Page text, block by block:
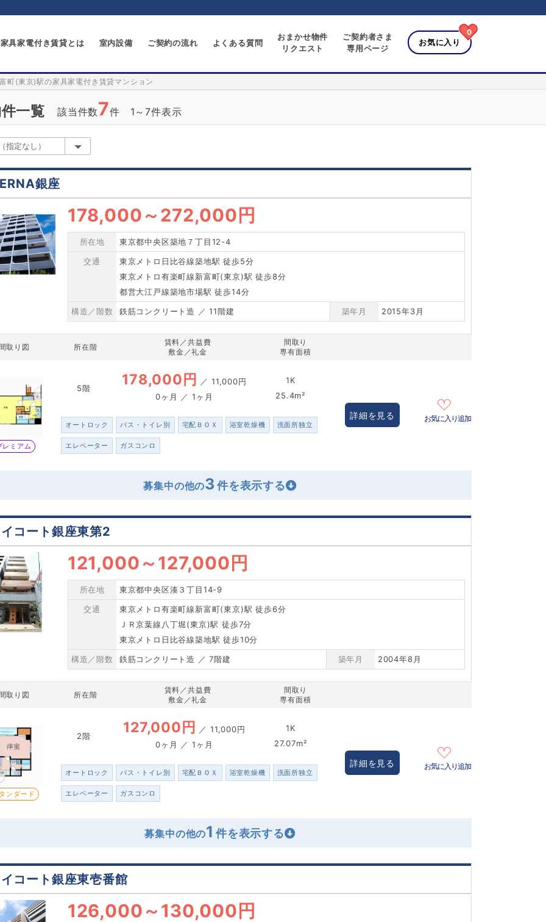
家具家電付き賃貸とは 室内設備 ご契約の流れ よくある質問
おまかせ物件
リクエスト
ご契約者さま
専用ページ
お気に入り
0
町(東京)駅の家具家電付き賃貸マンション
一覧 該当件数7件 1～7件表示
銀座
178,000 ～ 272,000円
所在地
東京都中央区築地７丁目12-4
交通
東京メトロ日比谷線築地駅 徒歩5分
東京メトロ有楽町線新富町(東京)駅 徒歩8分
都営大江戸線築地市場駅 徒歩14分
構造／階数
鉄筋コンクリート造 ／ 11階建 築年月 2015年3月
取り図 所在階
賃料／共益費
敷金／礼金
間取り
専有面積
レミアム
5階 178,000円 ／ 11,000円
0ヶ月 ／ 1ヶ月
1K
25.4m²
オートロック バス・トイレ別 宅配ＢＯＸ 浴室乾燥機 洗面所独立
エレベーター ガスコンロ
詳細を見る お気に入り追加
募集中の他の3
コート銀座東第2
121,000 ～ 127,000円
所在地
東京都中央区湊３丁目14-9
交通
東京メトロ有楽町線新富町(東京)駅 徒歩6分
ＪＲ京葉線八丁堀(東京)駅 徒歩7分
東京メトロ日比谷線築地駅 徒歩10分
構造／階数
鉄筋コンクリート造 ／ 7階建 築年月 2004年8月
取り図 所在階
賃料／共益費
敷金／礼金
間取り
専有面積
ンダード
2階 127,000円 ／ 11,000円
0ヶ月 ／ 1ヶ月
1K
27.07m²
オートロック バス・トイレ別 宅配ＢＯＸ 浴室乾燥機 洗面所独立
エレベーター ガスコンロ
詳細を見る お気に入り追加
募集中の他の1
コート銀座東壱番館
126,000 ～ 130,000円